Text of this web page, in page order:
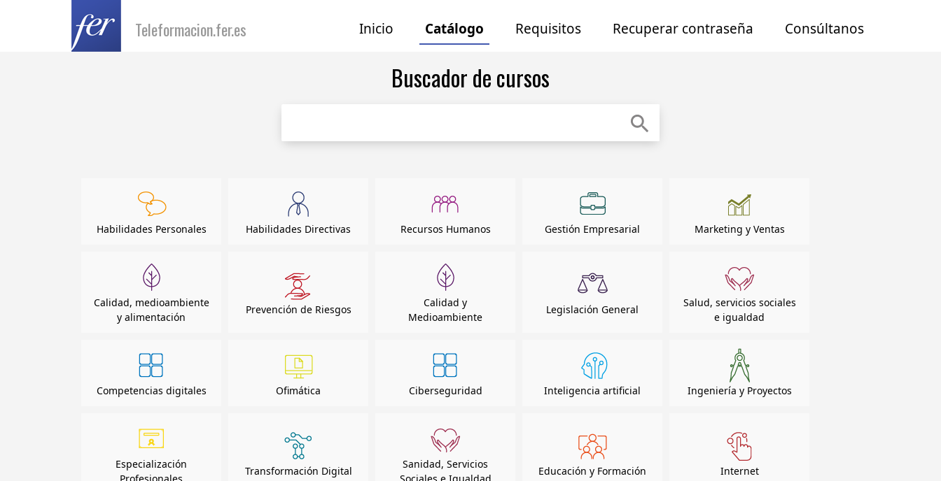
Teleformacion.fer.es Inicio Catálogo Requisitos Recuperar contraseña Consúltanos
Buscador de cursos
Habilidades Personales Habilidades Directivas Recursos Humanos Gestión Empresarial Marketing y Ventas
Calidad, medioambiente
y alimentación
Prevención de Riesgos
Calidad y
Medioambiente
Legislación General
Salud, servicios sociales
e igualdad
Competencias digitales Ofimática Ciberseguridad Inteligencia artificial Ingeniería y Proyectos
Especialización
Transformación Digital
Sanidad, Servicios
Educación y Formación Internet